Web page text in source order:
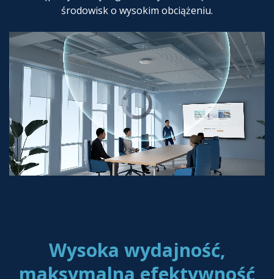
środowisk o wysokim obciążeniu.
Wysoka wydajność,